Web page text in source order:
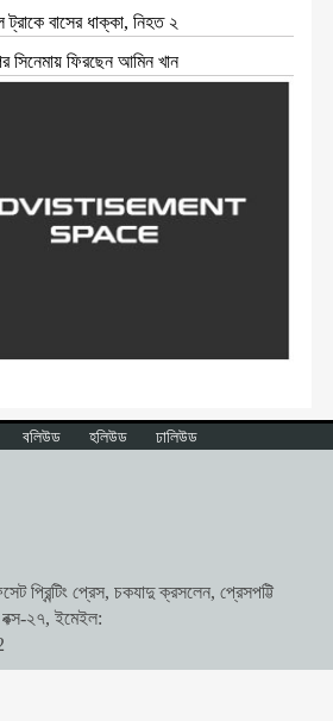
ট্রাকে বাসের ধাক্কা, নিহত ২
সিনেমায় ফিরছেন আমিন খান
বলিউড হলিউড ঢালিউড
প্রিন্টিং প্রেস, চকযাদু ক্রসলেন, প্রেসপট্টি
২৭, ইমেইল: